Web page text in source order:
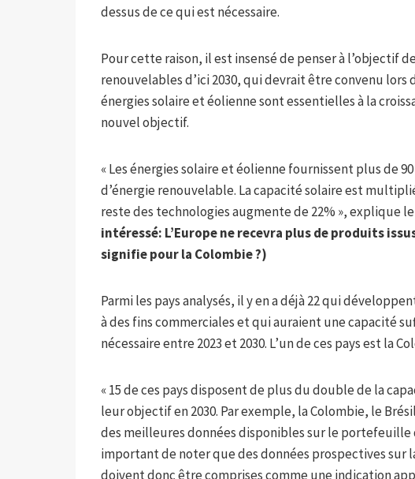
dessus de ce qui est nécessaire.
Pour cette raison, il est insensé de penser à l’objectif
renouvelables d’ici 2030, qui devrait être convenu lors
énergies solaire et éolienne sont essentielles à la
nouvel objectif.
« Les énergies solaire et éolienne fournissent plus de
d’énergie renouvelable. La capacité solaire est
reste des technologies augmente de 22% », explique
intéressé: L’Europe ne recevra plus de produits
signifie pour la Colombie ?)
Parmi les pays analysés, il y en a déjà 22 qui
à des fins commerciales et qui auraient une capacité
nécessaire entre 2023 et 2030. L’un de ces pays est la
« 15 de ces pays disposent de plus du double de la
leur objectif en 2030. Par exemple, la Colombie, le
des meilleures données disponibles sur le
important de noter que des données prospectives sur
doivent donc être comprises comme une indication